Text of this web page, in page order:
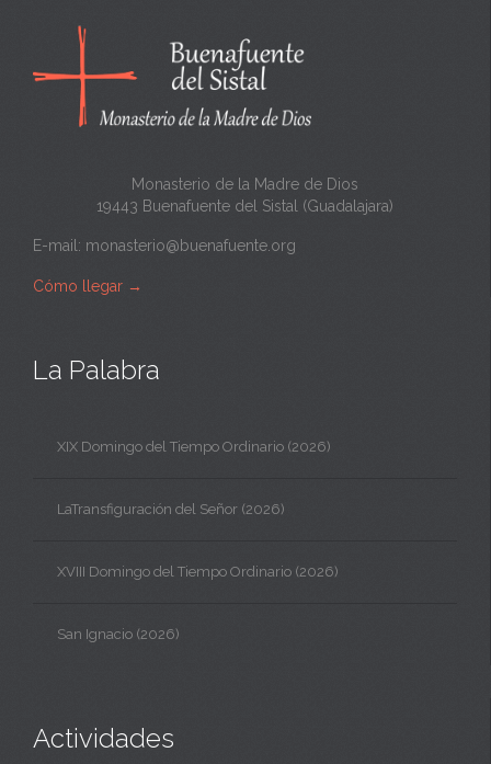
n
a
Monasterio de la Madre de Dios
19443 Buenafuente del Sistal (Guadalajara)
E-mail: monasterio@buenafuente.org
Cómo llegar →
La Palabra
XIX Domingo del Tiempo Ordinario (2026)
LaTransfiguración del Señor (2026)
XVIII Domingo del Tiempo Ordinario (2026)
San Ignacio (2026)
Actividades